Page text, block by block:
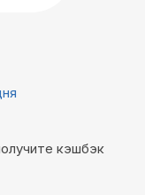
кэшбэк